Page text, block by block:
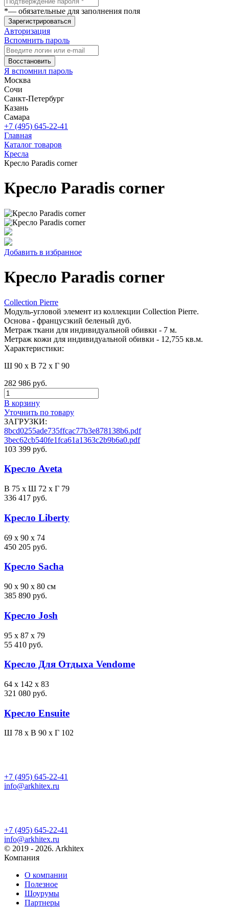
*— обязательные для заполнения поля
Зарегистрироваться
Авторизация
Вспомнить пароль
Восстановить
Я вспомнил пароль
Москва
Сочи
Санкт-Петербург
Казань
Самара
+7 (495) 645-22-41
Главная
Каталог товаров
Кресла
Кресло Paradis corner
Кресло Paradis corner
Добавить в избранное
Кресло Paradis corner
Collection Pierre
Модуль-угловой элемент из коллекции Collection Pierre.
Основа - францусзкий беленый дуб.
Метраж ткани для индивидуальной обивки - 7 м.
Метраж кожи для индивидуальной обивки - 12,755 кв.м.
Характеристики:
Ш 90 x В 72 x Г 90
282 986 руб.
В корзину
Уточнить по товару
ЗАГРУЗКИ:
8bcd0255ade735ffcac77b3e878138b6.pdf
3bec62cb540fe1fca61a1363c2b9b6a0.pdf
103 399 руб.
Кресло Aveta
В 75 х Ш 72 х Г 79
336 417 руб.
Кресло Liberty
69 x 90 x 74
450 205 руб.
Кресло Sacha
90 x 90 x 80 см
385 890 руб.
Кресло Josh
95 x 87 x 79
55 410 руб.
Кресло Для Отдыха Vendome
64 x 142 x 83
321 080 руб.
Кресло Ensuite
Ш 78 x В 90 x Г 102
+7 (495) 645-22-41
info@arkhitex.ru
+7 (495) 645-22-41
info@arkhitex.ru
© 2019 - 2026. Arkhitex
Компания
О компании
Полезное
Шоурумы
Партнеры